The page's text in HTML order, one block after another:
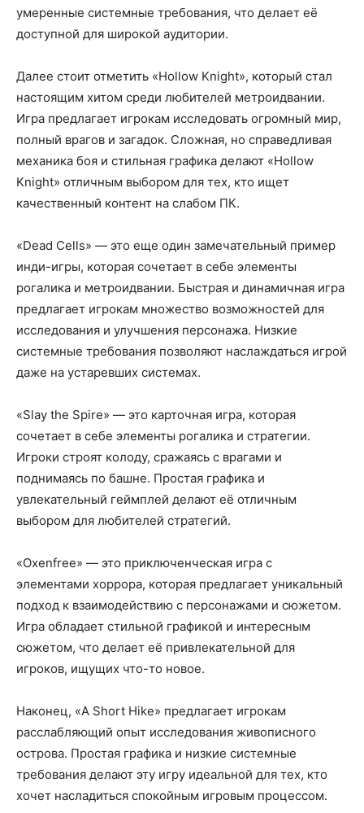
умеренные системные требования, что делает её
доступной для широкой аудитории.
Далее стоит отметить «Hollow Knight», который стал
настоящим хитом среди любителей метроидвании.
Игра предлагает игрокам исследовать огромный мир,
полный врагов и загадок. Сложная, но справедливая
механика боя и стильная графика делают «Hollow
Knight» отличным выбором для тех, кто ищет
качественный контент на слабом ПК.
«Dead Cells» — это еще один замечательный пример
инди-игры, которая сочетает в себе элементы
рогалика и метроидвании. Быстрая и динамичная игра
предлагает игрокам множество возможностей для
исследования и улучшения персонажа. Низкие
системные требования позволяют наслаждаться игрой
даже на устаревших системах.
«Slay the Spire» — это карточная игра, которая
сочетает в себе элементы рогалика и стратегии.
Игроки строят колоду, сражаясь с врагами и
поднимаясь по башне. Простая графика и
увлекательный геймплей делают её отличным
выбором для любителей стратегий.
«Oxenfree» — это приключенческая игра с
элементами хоррора, которая предлагает уникальный
подход к взаимодействию с персонажами и сюжетом.
Игра обладает стильной графикой и интересным
сюжетом, что делает её привлекательной для
игроков, ищущих что-то новое.
Наконец, «A Short Hike» предлагает игрокам
расслабляющий опыт исследования живописного
острова. Простая графика и низкие системные
требования делают эту игру идеальной для тех, кто
хочет насладиться спокойным игровым процессом.